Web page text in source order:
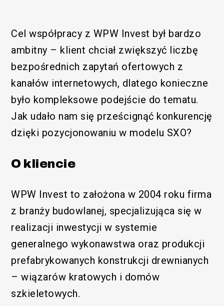
Cel współpracy z WPW Invest był bardzo
ambitny – klient chciał zwiększyć liczbę
bezpośrednich zapytań ofertowych z
kanałów internetowych, dlatego konieczne
było kompleksowe podejście do tematu.
Jak udało nam się prześcignąć konkurencję
dzięki pozycjonowaniu w modelu SXO?
O kliencie
WPW Invest to założona w 2004 roku firma
z branży budowlanej, specjalizująca się w
realizacji inwestycji w systemie
generalnego wykonawstwa oraz produkcji
prefabrykowanych konstrukcji drewnianych
– wiązarów kratowych i domów
szkieletowych.